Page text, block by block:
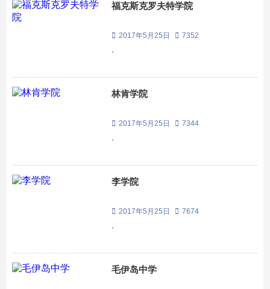
福克斯克罗夫特学院
2017年5月25日 7352
林肯学院
2017年5月25日 7344
李学院
2017年5月25日 7674
毛伊岛中学